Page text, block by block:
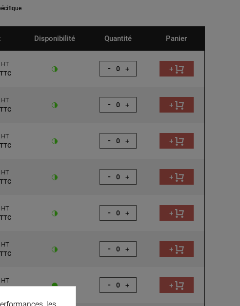
Disponibilité Quantité Panier
HT
- + +
HT
- + +
HT
- + +
HT
- + +
HT
- + +
HT
- + +
HT
- + +